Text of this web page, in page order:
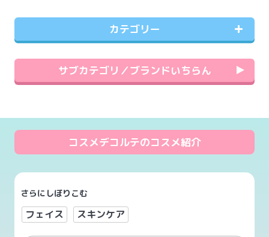
カテゴリー
サブカテゴリ／ブランドいちらん
コスメデコルテのコスメ紹介
さらにしぼりこむ
フェイス スキンケア